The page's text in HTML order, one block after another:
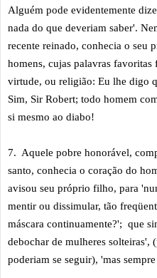
Alguém pode evidentemente
nada do que deveriam saber'.
recente reinado, conhecia o seu
homens, cujas palavras favoritas
virtude, ou religião: Eu lhe digo
Sim, Sir Robert; todo homem
si mesmo ao diabo!
7. Aquele pobre honorável,
santo, conhecia o coração do
avisou seu próprio filho, para
mentir ou dissimular, tão
máscara continuamente?'; que
debochar de mulheres solteiras',
poderiam se seguir), 'mas